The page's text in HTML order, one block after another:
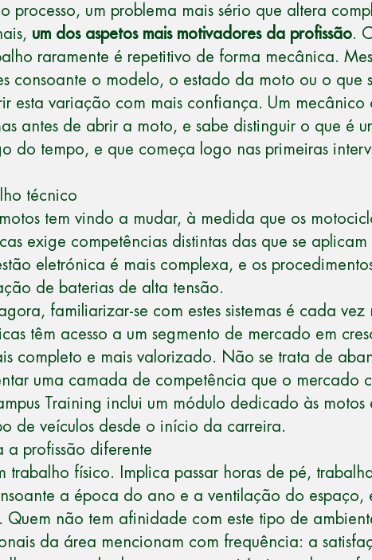
processo, um problema mais sério que altera
um dos aspetos mais motivadores da profissão.
raramente é repetitivo de forma mecânica.
consoante o modelo, o estado da moto ou o que
esta variação com mais confiança. Um mecânico
antes de abrir a moto, e sabe distinguir o que é
do tempo, e que começa logo nas primeiras
técnico
tem vindo a mudar, à medida que os
exige competências distintas das que se
eletrónica é mais complexa, e os
de baterias de alta tensão.
familiarizar-se com estes sistemas é cada
têm acesso a um segmento de mercado em
completo e mais valorizado. Não se trata de
uma camada de competência que o mercado
Training inclui um módulo dedicado às motos
de veículos desde o início da carreira.
profissão diferente
trabalho físico. Implica passar horas de pé,
a época do ano e a ventilação do espaço,
não tem afinidade com este tipo de
da área mencionam com frequência: a